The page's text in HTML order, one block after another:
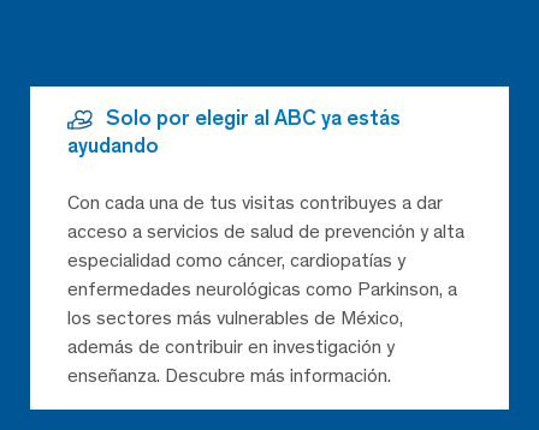
Solo por elegir al ABC ya estás
ayudando
Con cada una de tus visitas contribuyes a dar
acceso a servicios de salud de prevención y alta
especialidad como cáncer, cardiopatías y
enfermedades neurológicas como Parkinson, a
los sectores más vulnerables de México,
además de contribuir en investigación y
enseñanza. Descubre más información.